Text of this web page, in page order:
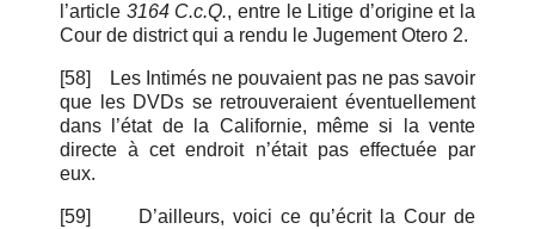
l’article 3164 C.c.Q., entre le Litige d’origine et la
Cour de district qui a rendu le Jugement Otero 2.
[58]
Les Intimés ne pouvaient pas ne pas savoir
que les DVDs se retrouveraient éventuellement
dans l’état de la Californie, même si la vente
directe à cet endroit n’était pas effectuée par
eux.
[59]
D’ailleurs, voici ce qu’écrit la Cour de